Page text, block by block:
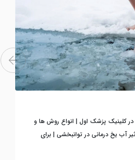
در کلینیک پزشک اول | انواع روش ها و
آب یخ درمانی در توانبخشی | برای